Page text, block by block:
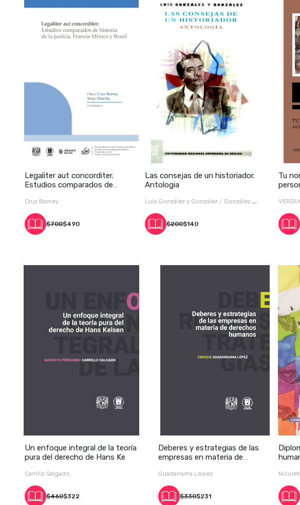
Legaliter aut concorditer.
Estudios comparados de
Cruz Barney
$700$490
Las consejas de un historiador.
Antologia
Luis González y González / González y
González
$200$140
Tu
Un enfoque integral de la teoría
pura del derecho de Hans Ke
Carrillo Salgado
$460$322
Deberes y estrategias de las
empresas en materia de
Guadarrama López
$330$231